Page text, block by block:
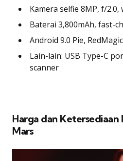
Kamera selfie 8MP, f/2.0,
Baterai 3,800mAh, fast-
Android 9.0 Pie,
Lain-lain: USB Type-C
scanner
Harga dan Ketersediaan
Mars